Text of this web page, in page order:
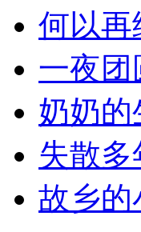
何以再
一夜团
奶奶的
失散
故乡的